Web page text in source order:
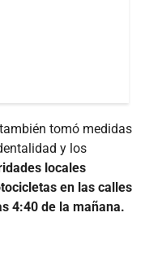
también tomó medidas
y los
locales
en las calles
4:40 de la mañana.